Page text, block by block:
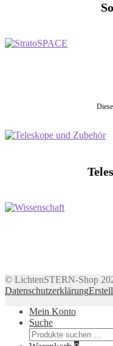
© LichtenSTERN-Shop
Datenschutzerklärung
Mein Konto
Suche
Suchen
nach: